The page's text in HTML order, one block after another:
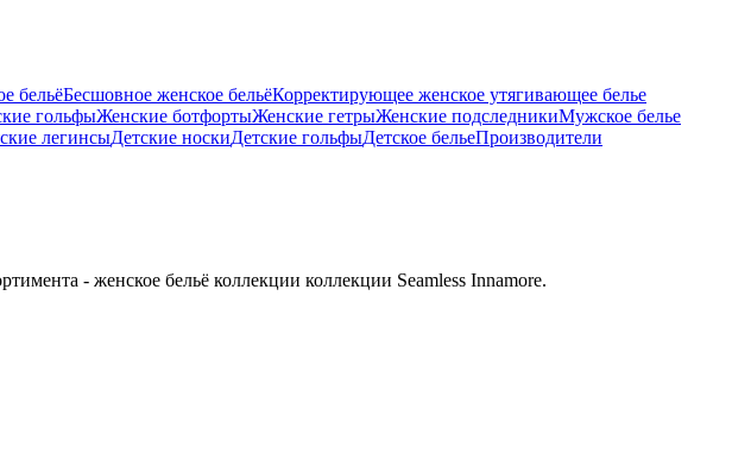
бельёБесшовное женское бельёКорректирующее женское утягивающее белье
гольфыЖенские ботфортыЖенские гетрыЖенские подследникиМужское белье
легинсыДетские носкиДетские гольфыДетское бельеПроизводители
- женское бельё коллекции коллекции Seamless Innamore.